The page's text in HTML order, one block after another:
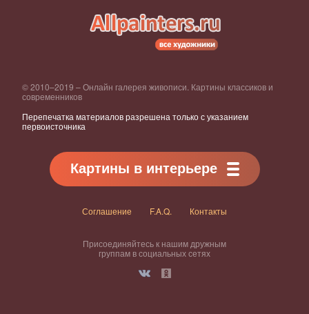
© 2010–2019 – Онлайн галерея живописи. Картины классиков и
современников
Перепечатка материалов разрешена только с указанием
первоисточника
Картины в интерьере
Соглашение F.A.Q. Контакты
Присоединяйтесь к нашим дружным
группам в социальных сетях